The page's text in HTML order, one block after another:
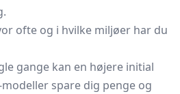
ofte og i hvilke miljøer har du
gange kan en højere initial
spare dig penge og